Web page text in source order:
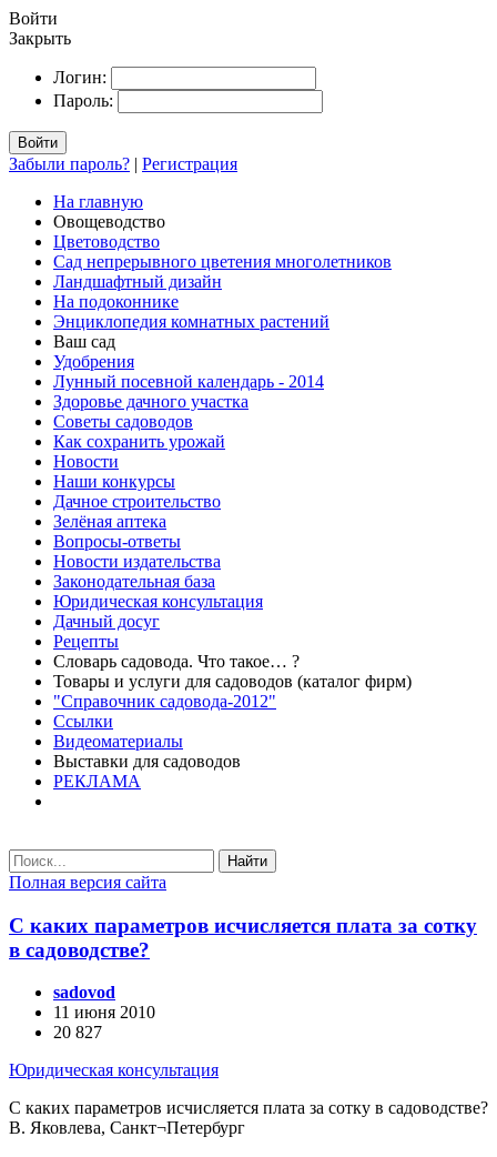
Войти
Закрыть
Логин:
Пароль:
Войти
Забыли пароль? | Регистрация
На главную
Овощеводство
Цветоводство
Сад непрерывного цветения многолетников
Ландшафтный дизайн
На подоконнике
Энциклопедия комнатных растений
Ваш сад
Удобрения
Лунный посевной календарь - 2014
Здоровье дачного участка
Советы садоводов
Как сохранить урожай
Новости
Наши конкурсы
Дачное строительство
Зелёная аптека
Вопросы-ответы
Новости издательства
Законодательная база
Юридическая консультация
Дачный досуг
Рецепты
Словарь садовода. Что такое… ?
Товары и услуги для садоводов (каталог фирм)
"Справочник садовода-2012"
Ссылки
Видеоматериалы
Выставки для садоводов
РЕКЛАМА
Найти
Полная версия сайта
С каких параметров исчисляется плата за сотку
в садоводстве?
sadovod
11 июня 2010
20 827
Юридическая консультация
С каких параметров исчисляется плата за сотку в садоводстве?
В. Яковлева, Санкт¬Петербург